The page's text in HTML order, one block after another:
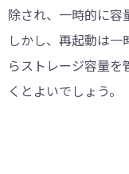
除され、一時的に容
しかし、再起動は
らストレージ容量
くとよいでしょう。